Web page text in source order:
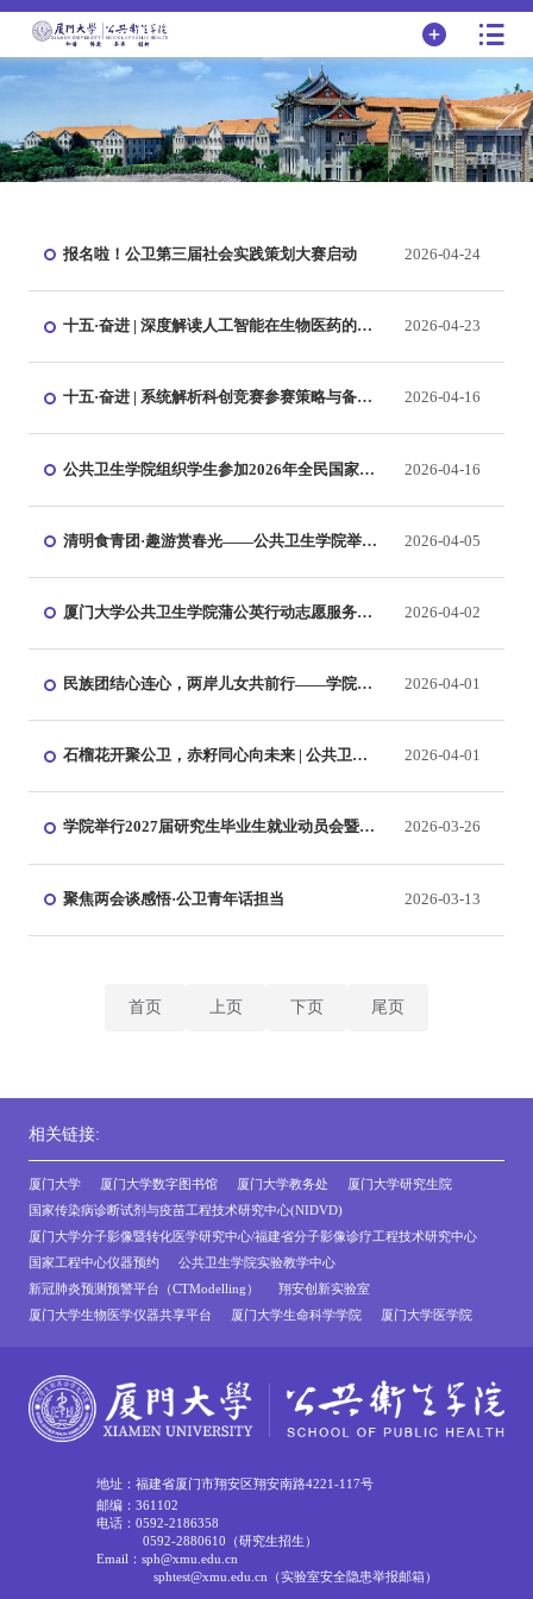
报名啦！公卫第三届社会实践策划大赛启动 2026-04-24
十五·奋进 | 深度解读人工智能在生物医药的前
2026-04-23
十五·奋进 | 系统解析科创竞赛参赛策略与备赛
2026-04-16
公共卫生学院组织学生参加2026年全民国家安
2026-04-16
清明食青团·趣游赏春光——公共卫生学院举办
2026-04-05
厦门大学公共卫生学院蒲公英行动志愿服务团
2026-04-02
民族团结心连心，两岸儿女共前行——学院幸
2026-04-01
石榴花开聚公卫，赤籽同心向未来 | 公共卫生
2026-04-01
学院举行2027届研究生毕业生就业动员会暨年
2026-03-26
聚焦两会谈感悟·公卫青年话担当 2026-03-13
首页 上页 下页 尾页
相关链接:
厦门大学 厦门大学数字图书馆 厦门大学教务处
厦门大学研究生院
国家传染病诊断试剂与疫苗工程技术研究中心(NIDVD)
厦门大学分子影像暨转化医学研究中心/福建省分子影像诊疗工程技术研究中心
国家工程中心仪器预约
公共卫生学院实验教学中心
新冠肺炎预测预警平台（CTModelling）
翔安创新实验室
厦门大学生物医学仪器共享平台
厦门大学生命科学学院 厦门大学医学院
地址：福建省厦门市翔安区翔安南路4221-117号
邮编：361102
电话：0592-2186358
0592-2880610（研究生招生）
Email：sph@xmu.edu.cn
sphtest@xmu.edu.cn（实验室安全隐患举报邮箱）